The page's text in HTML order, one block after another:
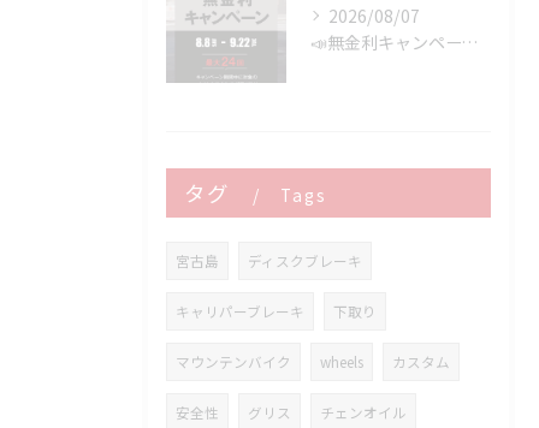
2026/08/07
📣無金利キャンペーン開催決定‼️
タグ Tags
宮古島 ディスクブレーキ
キャリパーブレーキ 下取り
マウンテンバイク wheels カスタム
安全性 グリス チェンオイル